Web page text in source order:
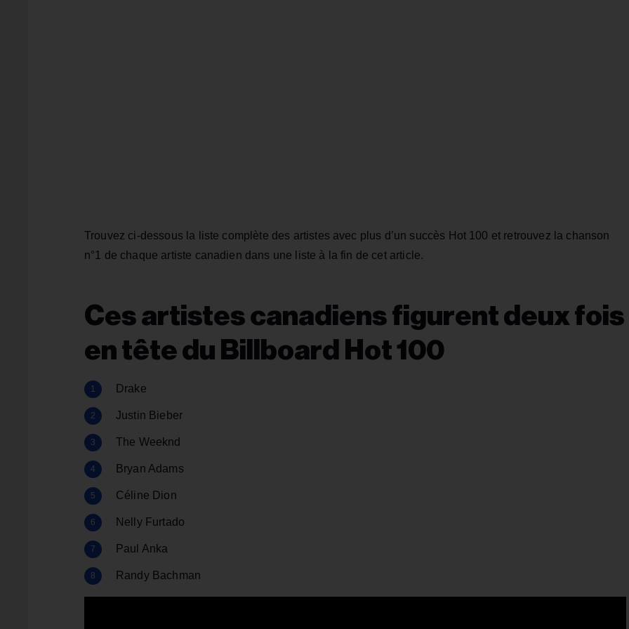
Trouvez ci-dessous la liste complète des artistes avec plus d’un succès Hot 100 et retrouvez la chanson
n°1 de chaque artiste canadien dans une liste à la fin de cet article.
Ces artistes canadiens figurent deux fois
en tête du Billboard Hot 100
Drake
Justin Bieber
The Weeknd
Bryan Adams
Céline Dion
Nelly Furtado
Paul Anka
Randy Bachman